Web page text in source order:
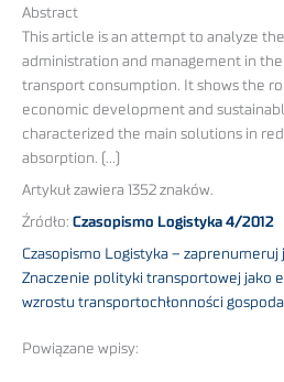
Abstract
This article is an attempt to analyze
administration and management in
transport consumption. It shows the
economic development and
characterized the main solutions in
absorption. (…)
Artykuł zawiera 1352 znaków.
Źródło: Czasopismo Logistyka 4/2012
Czasopismo Logistyka – zaprenumeruj
Znaczenie polityki transportowej jako
wzrostu transportochłonności
Powiązane wpisy: